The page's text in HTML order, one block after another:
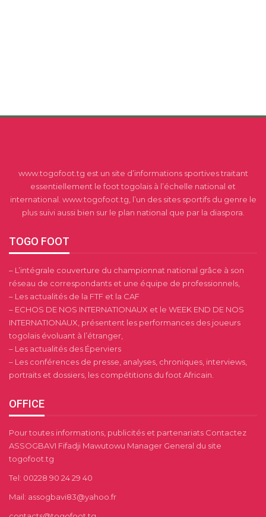
www.togofoot.tg est un site d’informations sportives traitant
essentiellement le foot togolais à l’échelle national et
international. www.togofoot.tg, l’un des sites sportifs du genre le
plus suivi aussi bien sur le plan national que par la diaspora.
TOGO FOOT
– L’intégrale couverture du championnat national grâce à son
réseau de correspondants et une équipe de professionnels,
– Les actualités de la FTF et la CAF
– ECHOS DE NOS INTERNATIONAUX et le WEEK END DE NOS
INTERNATIONAUX, présentent les performances des joueurs
togolais évoluant à l’étranger,
– Les actualités des Éperviers
– Les conférences de presse, analyses, chroniques, interviews,
portraits et dossiers, les compétitions du foot Africain.
OFFICE
Pour toutes informations, publicités et partenariats Contactez
ASSOGBAVI Fifadji Mawutowu Manager General du site
togofoot.tg
Tel: 00228 90 24 29 40
Mail: assogbavi83@yahoo.fr